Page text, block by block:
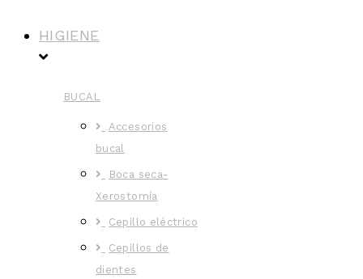
HIGIENE
BUCAL
Accesorios
bucal
Boca seca-
Xerostomía
Cepillo eléctrico
Cepillos de
dientes